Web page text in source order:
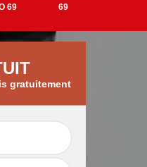
69
69
Pose de tapisserie
et toile de verre 69
gratuitement